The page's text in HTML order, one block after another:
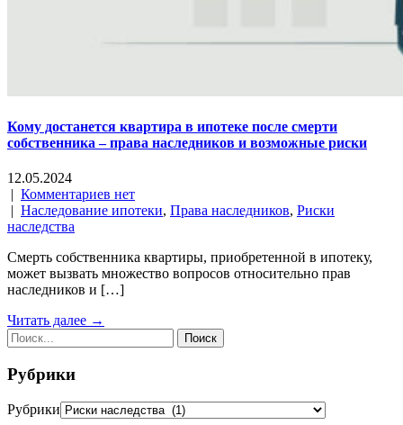
Кому достанется квартира в ипотеке после смерти
собственника – права наследников и возможные риски
12.05.2024
| Комментариев нет
| Наследование ипотеки, Права наследников, Риски
наследства
Смерть собственника квартиры, приобретенной в ипотеку,
может вызвать множество вопросов относительно прав
наследников и […]
Читать далее →
Рубрики
Рубрики